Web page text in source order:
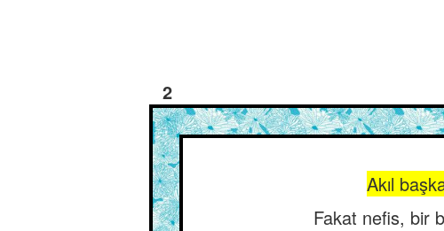
2
Akıl
Fakat nefis, bir